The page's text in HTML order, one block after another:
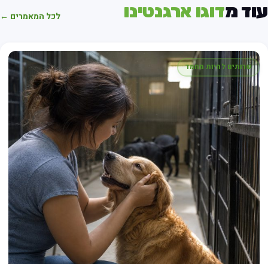
מדוגו ארגנטינו לכל המאמרים ←
שרותים לחיות מחמד